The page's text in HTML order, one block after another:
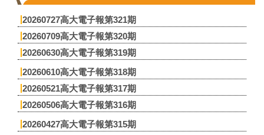
20260727高大電子報第321期
20260709高大電子報第320期
20260630高大電子報第319期
20260610高大電子報第318期
20260521高大電子報第317期
20260506高大電子報第316期
20260427高大電子報第315期